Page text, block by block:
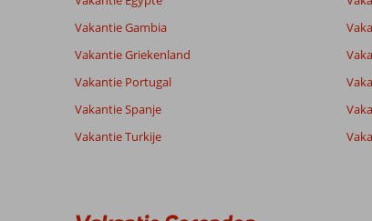
Vakantie Gambia
Vakantie Griekenland
Vakantie Portugal
Vakantie Spanje
Vakantie Turkije